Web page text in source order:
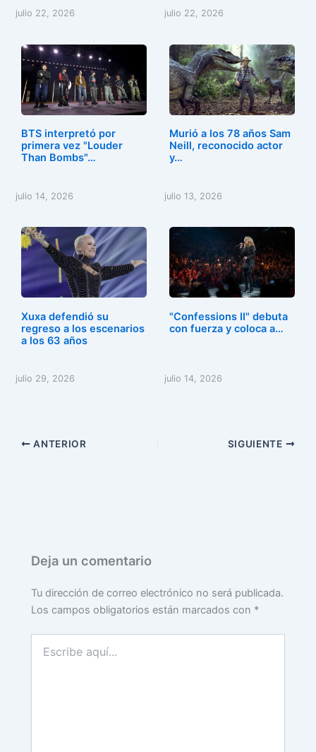
julio 22, 2026 julio 22, 2026
BTS interpretó por
primera vez "Louder
Than Bombs"…
julio 14, 2026
Murió a los 78 años Sam
Neill, reconocido actor
y…
julio 13, 2026
Xuxa defendió su
regreso a los escenarios
a los 63 años
julio 29, 2026
"Confessions II" debuta
con fuerza y coloca a…
julio 14, 2026
ANTERIOR SIGUIENTE
Deja un comentario
Tu dirección de correo electrónico no será publicada.
Los campos obligatorios están marcados con *
aquí...